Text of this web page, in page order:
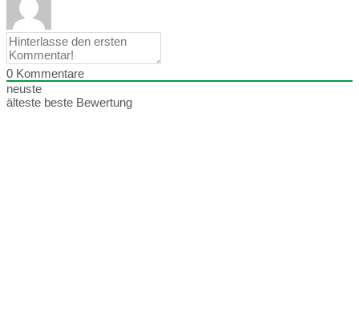
0 Kommentare
neuste
älteste beste Bewertung